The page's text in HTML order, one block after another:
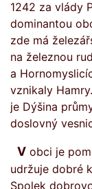
1242 za vlády
dominantou
zde má
na železnou
a
vznikaly
je Dýšina
doslovný
V obci je pomník generála Pattona a obec dodnes
udržuje dobré
Spolek